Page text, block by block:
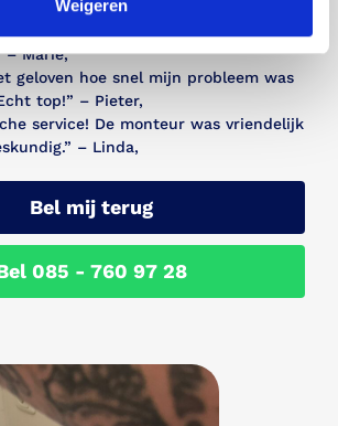
Weigeren
– Jan,
– Marie,
geloven hoe snel mijn probleem was
top!” – Pieter,
service! De monteur was vriendelijk
– Linda,
Bel mij terug
085 - 760 97 28